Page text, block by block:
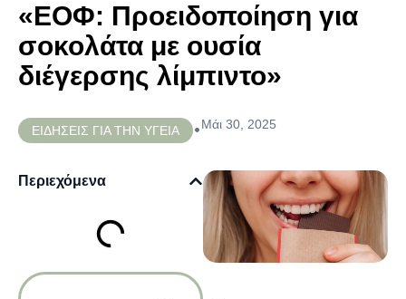
«ΕΟΦ: Προειδοποίηση για
σοκολάτα με ουσία
διέγερσης λίμπιντο»
ΕΙΔΗΣΕΙΣ ΓΙΑ ΤΗΝ ΥΓΕΙΑ •Μάι 30, 2025
Περιεχόμενα